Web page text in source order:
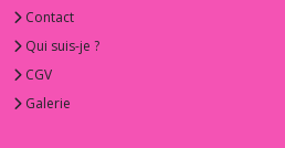
Contact
Qui suis-je ?
CGV
Galerie